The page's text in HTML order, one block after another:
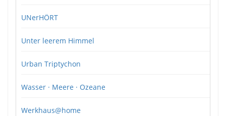
UNerHÖRT
Unter leerem Himmel
Urban Triptychon
Wasser · Meere · Ozeane
Werkhaus@home